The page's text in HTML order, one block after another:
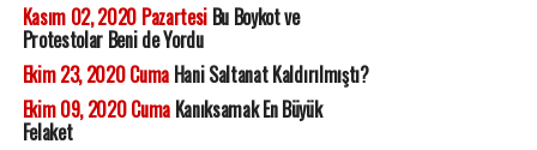
Kasım 02, 2020 PazartesiBu Boykot ve
Protestolar Beni de Yordu
Ekim 23, 2020 CumaHani Saltanat Kaldırılmıştı?
Ekim 09, 2020 CumaKanıksamak En Büyük
Felaket